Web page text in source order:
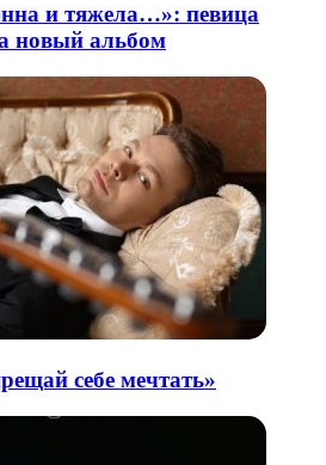
и тяжела…»: певица
новый альбом
себе мечтать»